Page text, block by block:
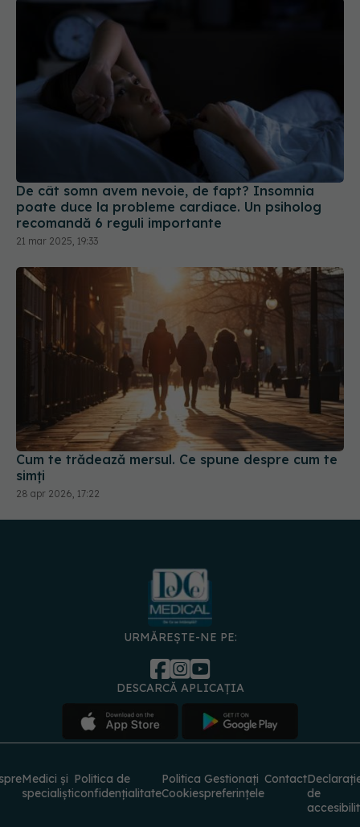
De cât somn avem nevoie, de fapt? Insomnia
poate duce la probleme cardiace. Un psiholog
recomandă 6 reguli importante
21 mar 2025, 19:33
Cum te trădează mersul. Ce spune despre cum te
28 apr 2026, 17:22
URMĂREȘTE-NE PE:
DESCARCĂ APLICAȚIA
Politica de
confidențialitate
Cookies
Gestionați
preferințele
© 2026 PRESS MEDIA ELECTRONIC S.R.L. Toate drepturile rezervate